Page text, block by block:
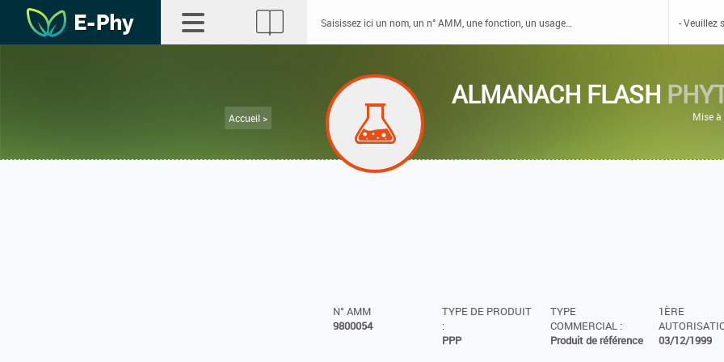
Accueil >
ALMANACH FLASH
Mise
N° AMM
9800054
TYPE DE PRODUIT
:
PPP
TYPE
COMMERCIAL :
Produit de référence
1ÈRE
03/12/1999